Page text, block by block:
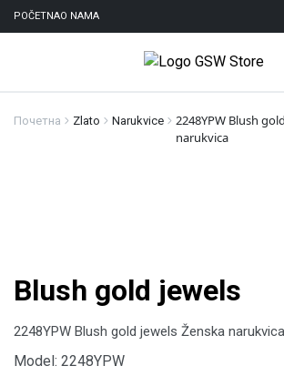
POČETNAO NAMA
Почетна Zlato Narukvice
2248YPW Blush
narukvica
Blush gold jewels
2248YPW Blush gold jewels Ženska narukvica
Model: 2248YPW